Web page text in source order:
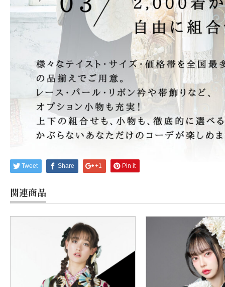
Tweet Share +1 Pin it
関連商品